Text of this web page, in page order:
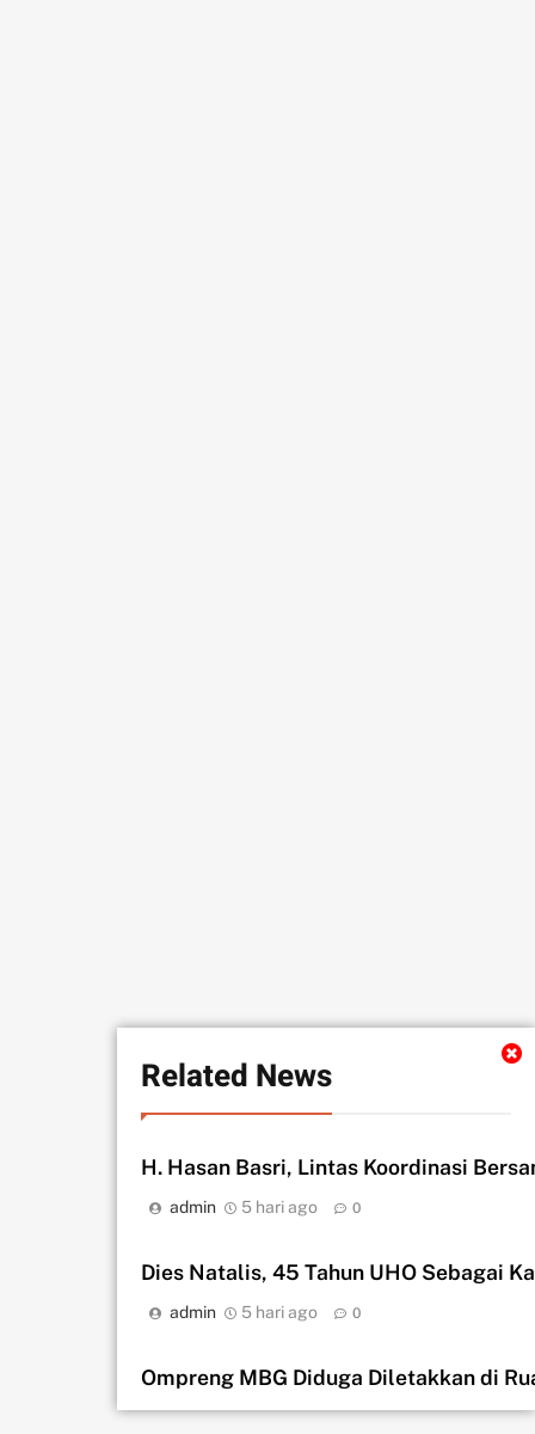
Related News
H. Hasan Basri, Lintas Koordinasi
admin 5 hari ago 0
‎Dies Natalis, 45 Tahun UHO Sebagai
admin 5 hari ago 0
Ompreng MBG Diduga Diletakkan di
admin 5 hari ago 0